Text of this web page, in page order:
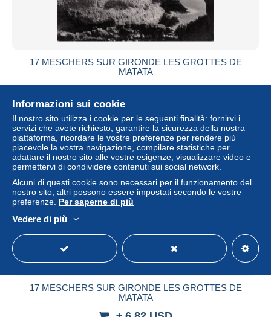
17 MESCHERS SUR GIRONDE LES GROTTES DE
MATATA
Stato Professionista
Nuovo
17 MESCHERS SUR GIRONDE LES GROTTES DE
MATATA
Informazioni sui cookie
Il nostro sito utilizza i cookie per le seguenti finalità: fornirvi i
servizi che avete richiesto, garantire la sicurezza della nostra
piattaforma, ricordare le vostre preferenze per rendere più
piacevole la vostra navigazione, compilare statistiche per
adattare il nostro sito alle vostre esigenze, visualizzare video e
permettervi di condividere contenuti sui social network.
Alcuni di questi cookie sono necessari per il funzionamento del
nostro sito, altri possono essere impostati secondo le vostre
preferenze. Per saperne di più
Vedere di più